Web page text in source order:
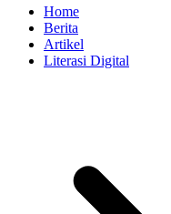
Home
Berita
Artikel
Literasi Digital